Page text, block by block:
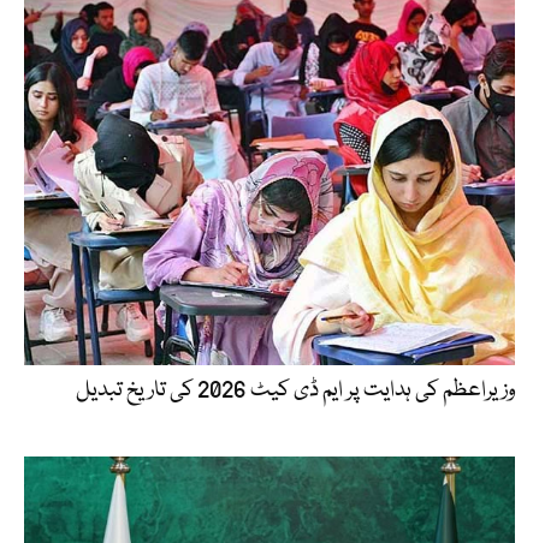
وزیراعظم کی ہدایت پر ایم ڈی کیٹ 2026 کی تاریخ تبدیل